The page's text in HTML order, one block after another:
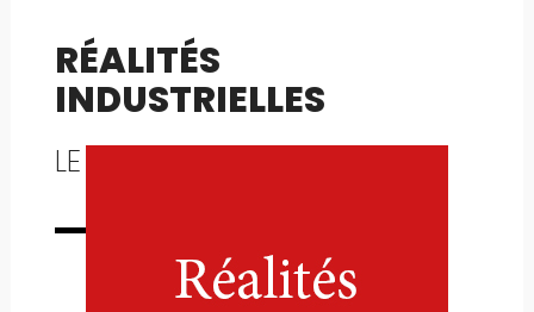
RÉALITÉS
INDUSTRIELLES
LE TUNNEL SOUS LA MANCHE